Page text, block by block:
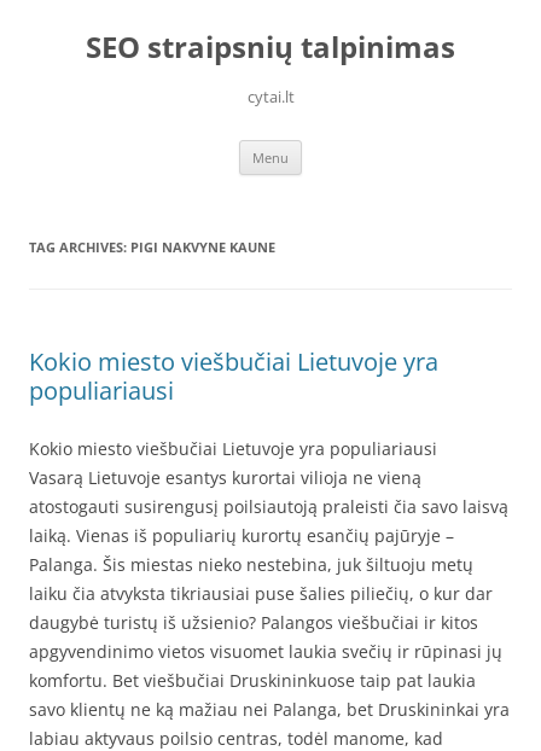
contentSEO straipsnių talpinimas
cytai.lt
Menu
TAG ARCHIVES: PIGI NAKVYNE KAUNE
Kokio miesto viešbučiai Lietuvoje yra
populiariausi
Kokio miesto viešbučiai Lietuvoje yra populiariausi
Vasarą Lietuvoje esantys kurortai vilioja ne vieną
atostogauti susirengusį poilsiautoją praleisti čia savo laisvą
laiką. Vienas iš populiarių kurortų esančių pajūryje –
Palanga. Šis miestas nieko nestebina, juk šiltuoju metų
laiku čia atvyksta tikriausiai puse šalies piliečių, o kur dar
daugybė turistų iš užsienio? Palangos viešbučiai ir kitos
apgyvendinimo vietos visuomet laukia svečių ir rūpinasi jų
komfortu. Bet viešbučiai Druskininkuose taip pat laukia
savo klientų ne ką mažiau nei Palanga, bet Druskininkai yra
labiau aktyvaus poilsio centras, todėl manome, kad